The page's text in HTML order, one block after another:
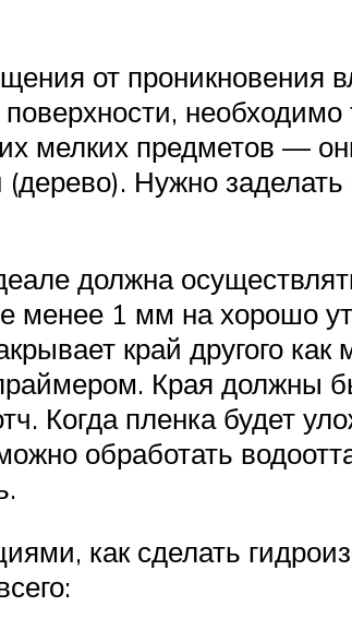
от проникновения
мелких предметов —
Нужно
должна
менее 1 мм на хорошо
край другого
Края
Когда пленка будет
обработать
как сделать